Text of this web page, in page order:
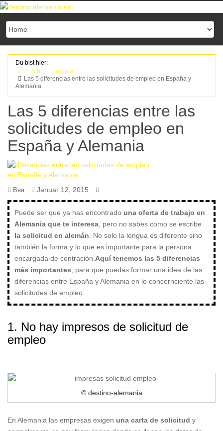
Zum
springen
Du bist hier:
Start
Trabajo
Las 5 diferencias entre las solicitudes de empleo en España y
Alemania
Las 5 diferencias entre las
solicitudes de empleo en
España y Alemania
Bea Januar 12, 2015
Puede ser que ya has encontrado una oferta de trabajo en
Alemania que te interesa , pero no sabes como se escribe
la solicitud en alemán . No solo la lengua es diferente sino
también la forma y lo que es importante para la persona
encargada de contración. Aquí tenemos las 5 diferencias
más importantes , para que puedas formar una idea de las
diferencias entre España y Alemania en lo concernciente las
solicitudes de empleo.
1. No hay impresos de solicitud de
empleo
© destino-alemania
En Alemania las empresas exigen una carta de solicitud y